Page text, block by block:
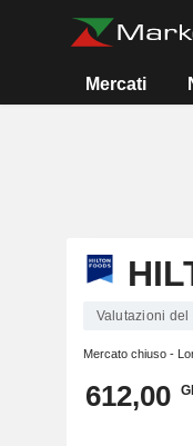
Mercati
Valutazioni del
Mercato chiuso -
612,00